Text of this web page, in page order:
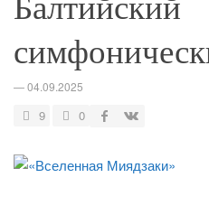
Балтийский
—04.09.2025
9 0